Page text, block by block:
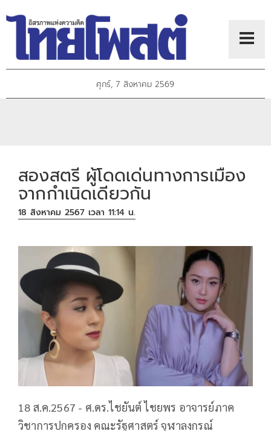
ศุกร์, 7 สิงหาคม 2569
สองสตรี ผู้โดดเด่นทางการเมือง
จากกำเนิดเดียวกัน
18 สิงหาคม 2567 เวลา 11:14 น.
18 ส.ค.2567 - ศ.ดร.ไชยันต์ ไชยพร อาจารย์ภาค
วิชาการปกครอง คณะรัฐศาสตร์ จุฬาลงกรณ์